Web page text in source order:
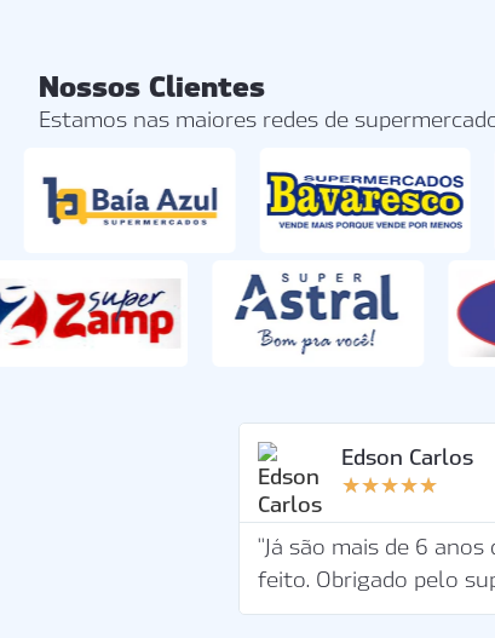
Nossos Clientes
Estamos nas maiores redes de
Edson Carlos
★★★★★
"Já são mais de 6
feito. Obrigado pelo